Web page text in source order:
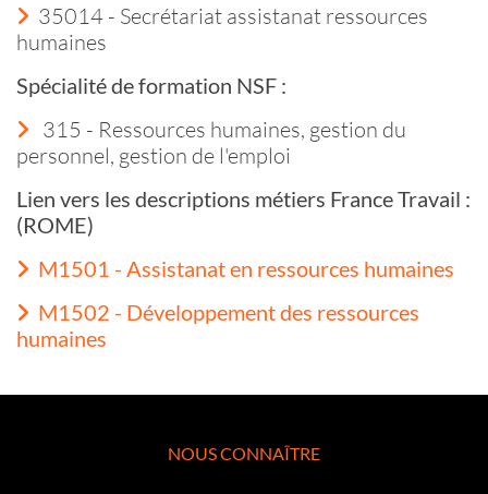
35014 - Secrétariat assistanat ressources
humaines
Spécialité de formation NSF :
315 - Ressources humaines, gestion du
personnel, gestion de l'emploi
Lien vers les descriptions métiers France Travail :
(ROME)
M1501 - Assistanat en ressources humaines
M1502 - Développement des ressources
humaines
NOUS CONNAÎTRE